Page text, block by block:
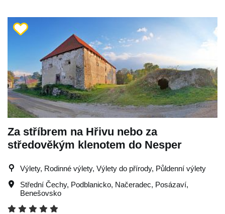
Za stříbrem na Hřivu nebo za
středověkým klenotem do Nesper
Výlety, Rodinné výlety, Výlety do přírody, Půldenní výlety
Střední Čechy, Podblanicko, Načeradec, Posázaví,
Benešovsko